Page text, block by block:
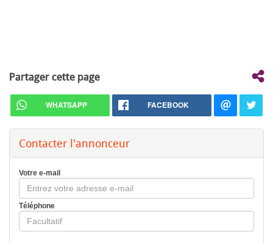
Partager cette page
WHATSAPP FACEBOOK
Contacter l'annonceur
Votre e-mail
Téléphone